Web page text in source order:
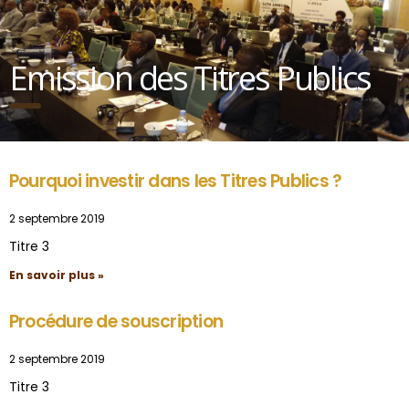
Emission des Titres Publics
Pourquoi investir dans les Titres Publics ?
2 septembre 2019
Titre 3
En savoir plus »
Procédure de souscription
2 septembre 2019
Titre 3